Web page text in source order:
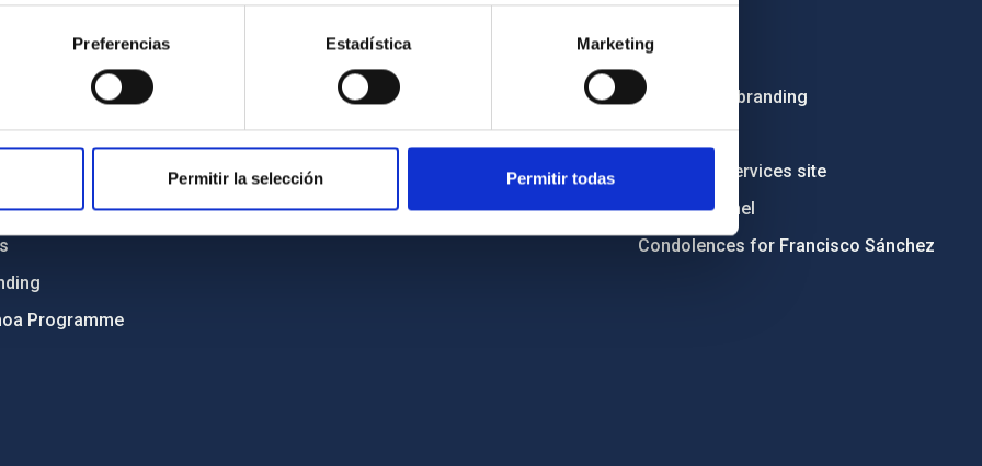
Preferencias Estadística Marketing
Permitir la selección Permitir todas
and anti-fraud policy
and diversity
Programme
Legal notice
Cookies policy
Accessibility
Tenders
Institutional branding
RSS
Electronic services site
Ethics channel
Condolences for Francisco Sánchez